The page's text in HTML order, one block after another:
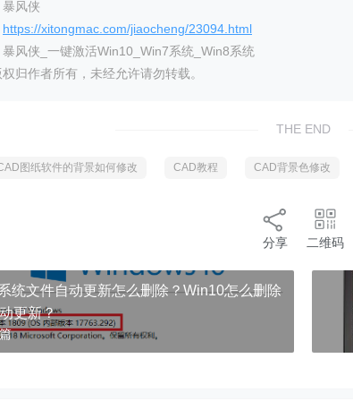
风侠
https://xitongmac.com/jiaocheng/23094.html
暴风侠_一键激活Win10_Win7系统_Win8系统
归作者所有，未经允许请勿转载。
THE END
图纸软件的背景如何修改 CAD教程 CAD背景色修改
分享 二维码
统文件自动更新怎么删除？Win10怎么删除
更新？